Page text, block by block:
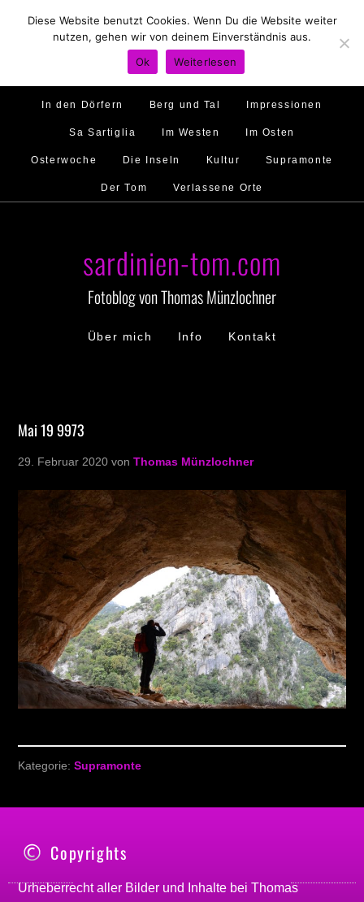
Hirtenland Traumstrände Feste feiern
Golfo di Orosei Im Norden
Murales Ambiente
In den Dörfern Berg und Tal Impressionen
Sa Sartiglia Im Westen Im Osten
Osterwoche Die Inseln Kultur Supramonte
Der Tom Verlassene Orte
sardinien-tom.com
Fotoblog von Thomas Münzlochner
Über mich Info Kontakt
Mai 19 9973
29. Februar 2020 vonThomas Münzlochner
Kategorie:Supramonte
Copyrights
Urheberrecht aller Bilder und Inhalte beiThomas
Diese Website benutzt Cookies. Wenn Du die Website weiter
nutzen, gehen wir von deinem Einverständnis aus.
Ok
Weiterlesen